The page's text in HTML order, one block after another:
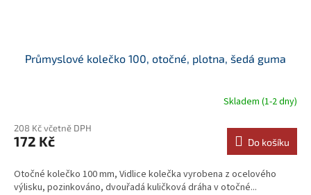
Průmyslové kolečko 100, otočné, plotna, šedá guma
Skladem (1-2 dny)
208 Kč včetně DPH
172 Kč Do košíku
Otočné kolečko 100 mm, Vidlice kolečka vyrobena z ocelového
výlisku, pozinkováno, dvouřadá kuličková dráha v otočné...